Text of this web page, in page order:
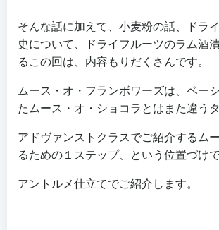
そんな話に加えて、小麦粉の話、ドラ
史について、ドライフルーツのラム酒
るこの回は、内容もりだくさんです。
ムース・オ・フランボワーズは、ベー
たムース・オ・ショコラとはまた違うタ
アドヴァンストクラスでご紹介するム
るための１ステップ、という位置づけで
アントルメ仕立てでご紹介します。